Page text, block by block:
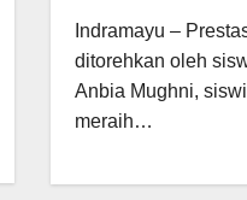
Indramayu –
ditorehkan oleh
Anbia Mughni,
meraih…